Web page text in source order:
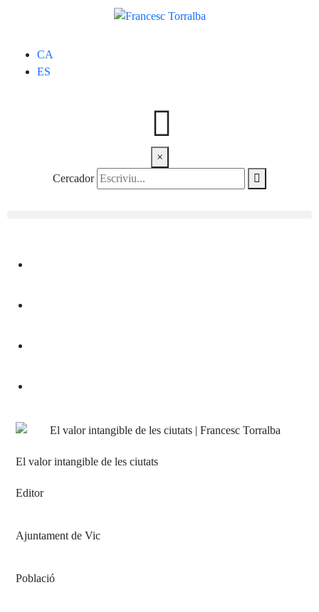
CA
ES
×
Cercador
El valor intangible de les ciutats
Editor
Ajuntament de Vic
Població